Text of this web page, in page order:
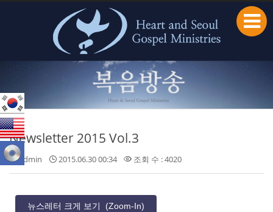
Newsletter 2015 Vol.3
admin 2015.06.30 00:34 조회 수 : 4020
뉴스레터 크게 보기 (Zoom-In)